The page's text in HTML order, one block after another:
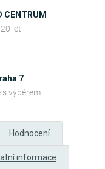
CENTRUM
let
7
výběrem
Hodnocení
informace